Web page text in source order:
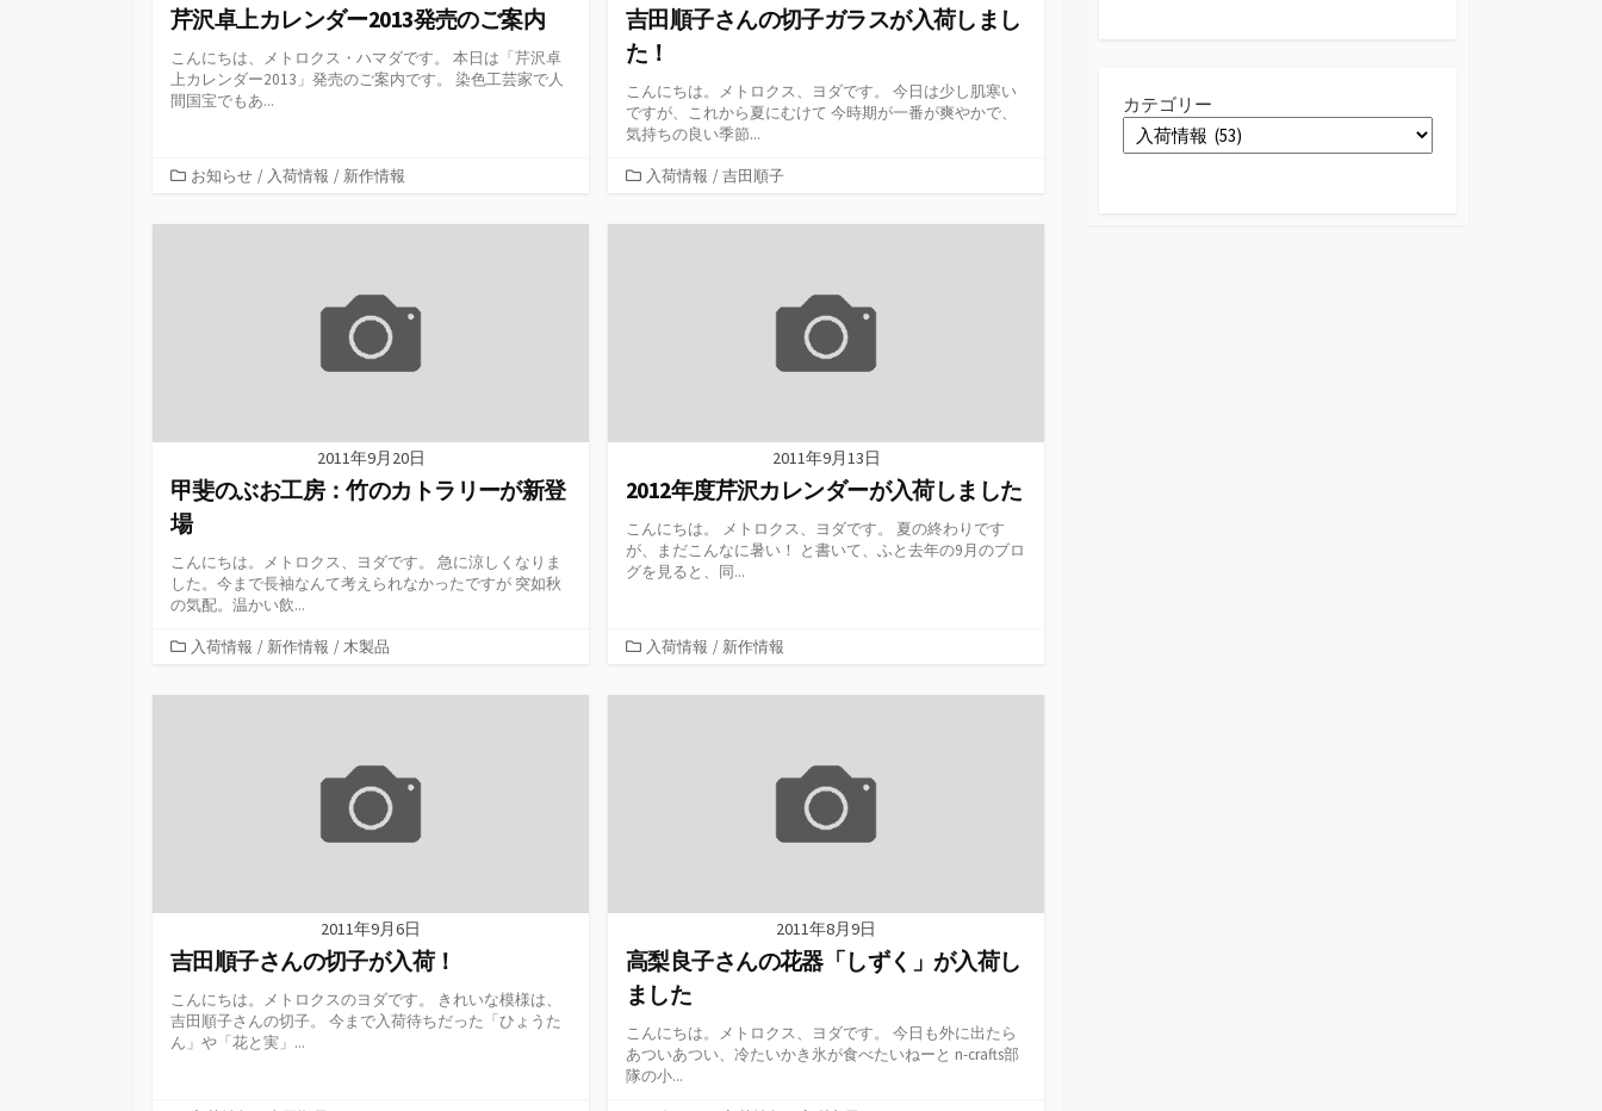
芹沢卓上カレンダー2013発売のご案内
こんにちは、メトロクス・ハマダです。 本日は「芹沢卓
上カレンダー2013」発売のご案内です。 染色工芸家で人
間国宝でもあ...
カ
ゴ
お知らせ / 入荷情報 / 新作情報
吉田順子さんの切子ガラスが入荷しまし
た！
こんにちは。メトロクス、ヨダです。 今日は少し肌寒い
ですが、これから夏にむけて 今時期が一番が爽やかで、
気持ちの良い季節...
カ
ゴ
入荷情報 / 吉田順子
2011年9月20日
甲斐のぶお工房：竹のカトラリーが新登
場
こんにちは。メトロクス、ヨダです。 急に涼しくなりま
した。今まで長袖なんて考えられなかったですが 突如秋
の気配。温かい飲...
カ
ゴ
入荷情報 / 新作情報 / 木製品
2011年9月13日
2012年度芹沢カレンダーが入荷しました
こんにちは。 メトロクス、ヨダです。 夏の終わりです
が、まだこんなに暑い！ と書いて、ふと去年の9月のブロ
グを見ると、同...
カ
ゴ
入荷情報 / 新作情報
2011年9月6日
吉田順子さんの切子が入荷！
こんにちは。メトロクスのヨダです。 きれいな模様は、
吉田順子さんの切子。 今まで入荷待ちだった「ひょうた
ん」や「花と実」...
2011年8月9日
高梨良子さんの花器「しずく」が入荷し
ました
こんにちは。メトロクス、ヨダです。 今日も外に出たら
あついあつい、冷たいかき氷が食べたいねーと n-crafts部
隊の小...
カテゴリー